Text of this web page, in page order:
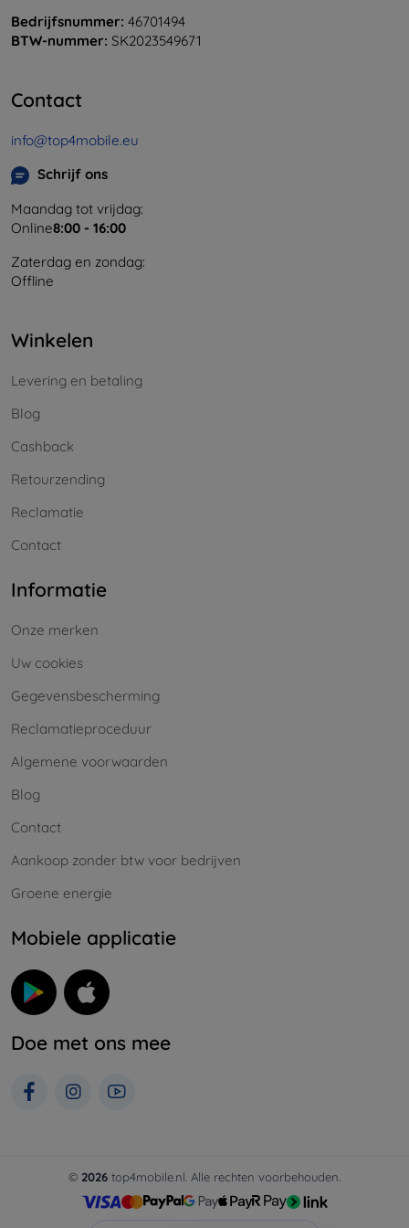
Bedrijfsnummer: 46701494
BTW-nummer: SK2023549671
Contact
info@top4mobile.eu
Schrijf ons
Maandag tot vrijdag:
Online8:00 - 16:00
Zaterdag en zondag:
Offline
Winkelen
Levering en betaling
Blog
Cashback
Retourzending
Reclamatie
Contact
Informatie
Onze merken
Uw cookies
Gegevensbescherming
Reclamatieproceduur
Algemene voorwaarden
Blog
Contact
Aankoop zonder btw voor bedrijven
Groene energie
Mobiele applicatie
Doe met ons mee
© 2026 top4mobile.nl. Alle rechten voorbehouden.